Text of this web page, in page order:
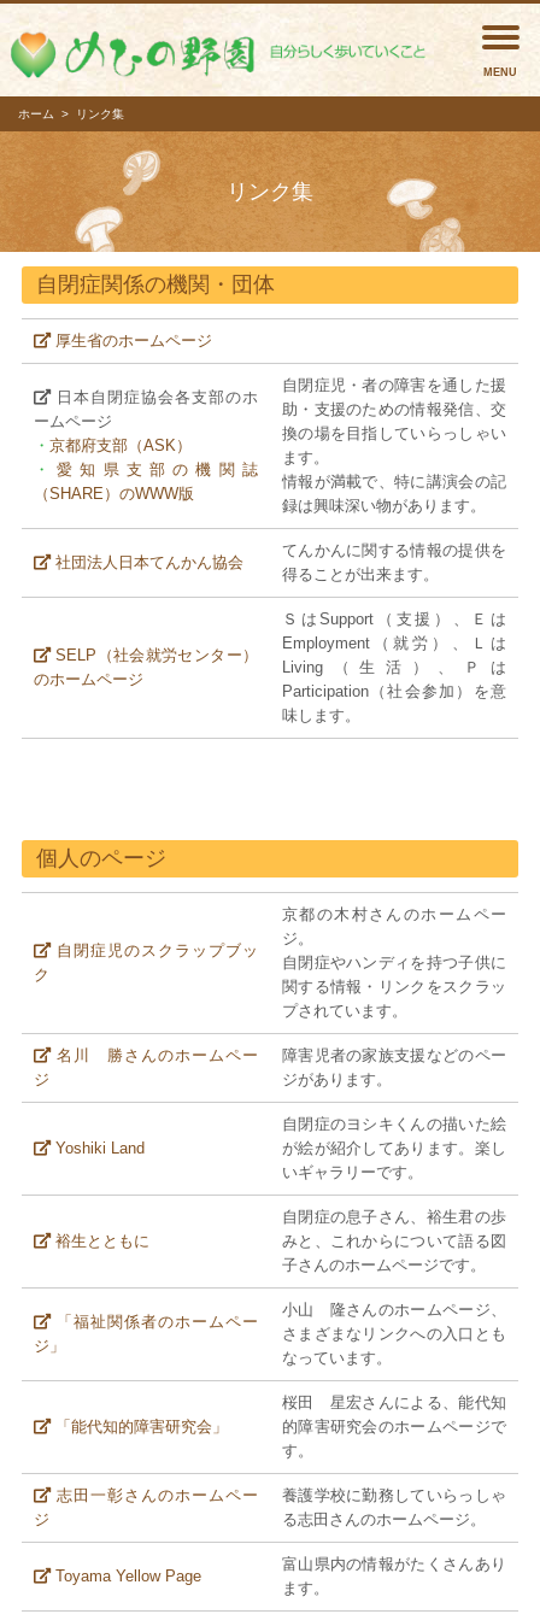
めひ
ホーム リンク集
リンク集
自閉症関係の機関・団体
厚生省のホームページ
日本自閉症協会各支部のホ
ームページ
・ 京都府支部（ASK）
・愛知県支部の機関誌
（SHARE）のWWW版
自閉症児・者の障害を通した援
助・支援のための情報発信、交
換の場を目指していらっしゃい
ます。
情報が満載で、特に講演会の記
録は興味深い物があります。
社団法人日本てんかん協会
てんかんに関する情報の提供を
得ることが出来ます。
SELP（社会就労センター）
のホームページ
ＳはSupport（支援）、Ｅは
Employment（就労）、Ｌは
Living（生活）、Ｐは
Participation（社会参加）を意
味します。
個人のページ
自閉症児のスクラップブッ
ク
京都の木村さんのホームペー
ジ。
自閉症やハンディを持つ子供に
関する情報・リンクをスクラッ
プされています。
名川 勝さんのホームペー
ジ
障害児者の家族支援などのペー
ジがあります。
Yoshiki Land
自閉症のヨシキくんの描いた絵
が絵が紹介してあります。楽し
いギャラリーです。
裕生とともに
自閉症の息子さん、裕生君の歩
みと、これからについて語る図
子さんのホームページです。
「福祉関係者のホームペー
ジ」
小山 隆さんのホームページ、
さまざまなリンクへの入口とも
なっています。
「能代知的障害研究会」
桜田 星宏さんによる、能代知
的障害研究会のホームページで
す。
志田一彰さんのホームペー
ジ
養護学校に勤務していらっしゃ
る志田さんのホームページ。
Toyama Yellow Page
富山県内の情報がたくさんあり
ます。